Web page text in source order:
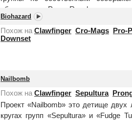
образования Papa Roach до
Andrew Saturley) – тромбонис...
Biohazard
Похож на Clawfinger Cro-Mags
Pro-
Downset
Nailbomb
Похож на Clawfinger Sepultura
Проект «Nailbomb» это детище
кругах групп «Sepultura» и «Fudge